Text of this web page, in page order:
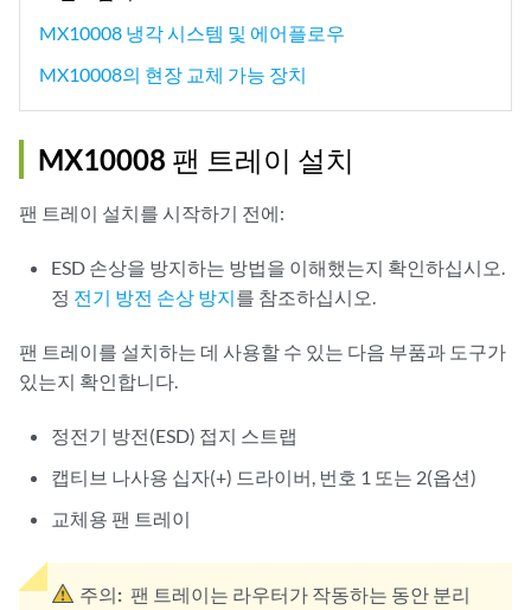
MX10008 냉각 시스템 및 에어플로우
MX10008의 현장 교체 가능 장치
MX10008 팬 트레이 설치
팬 트레이 설치를 시작하기 전에:
ESD 손상을 방지하는 방법을 이해했는지 확인하십시오.
정 전기 방전 손상 방지를 참조하십시오.
팬 트레이를 설치하는 데 사용할 수 있는 다음 부품과 도구가
있는지 확인합니다.
정전기 방전(ESD) 접지 스트랩
캡티브 나사용 십자(+) 드라이버, 번호 1 또는 2(옵션)
교체용 팬 트레이
주의: 팬 트레이는 라우터가 작동하는 동안 분리